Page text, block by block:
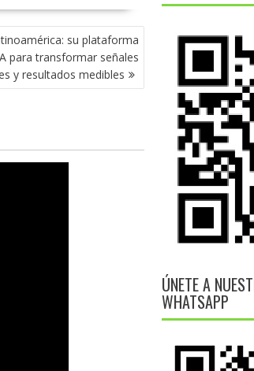
su plataforma
para transformar señales
y resultados medibles
ÚNETE A
WHATSAPP